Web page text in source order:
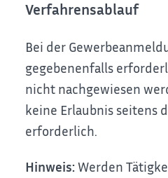
Verfahrensablauf
Bei der
gegebenenfalls
nicht nachgewiesen
keine Erlaubnis seitens
erforderlich.
Hinweis:Werden